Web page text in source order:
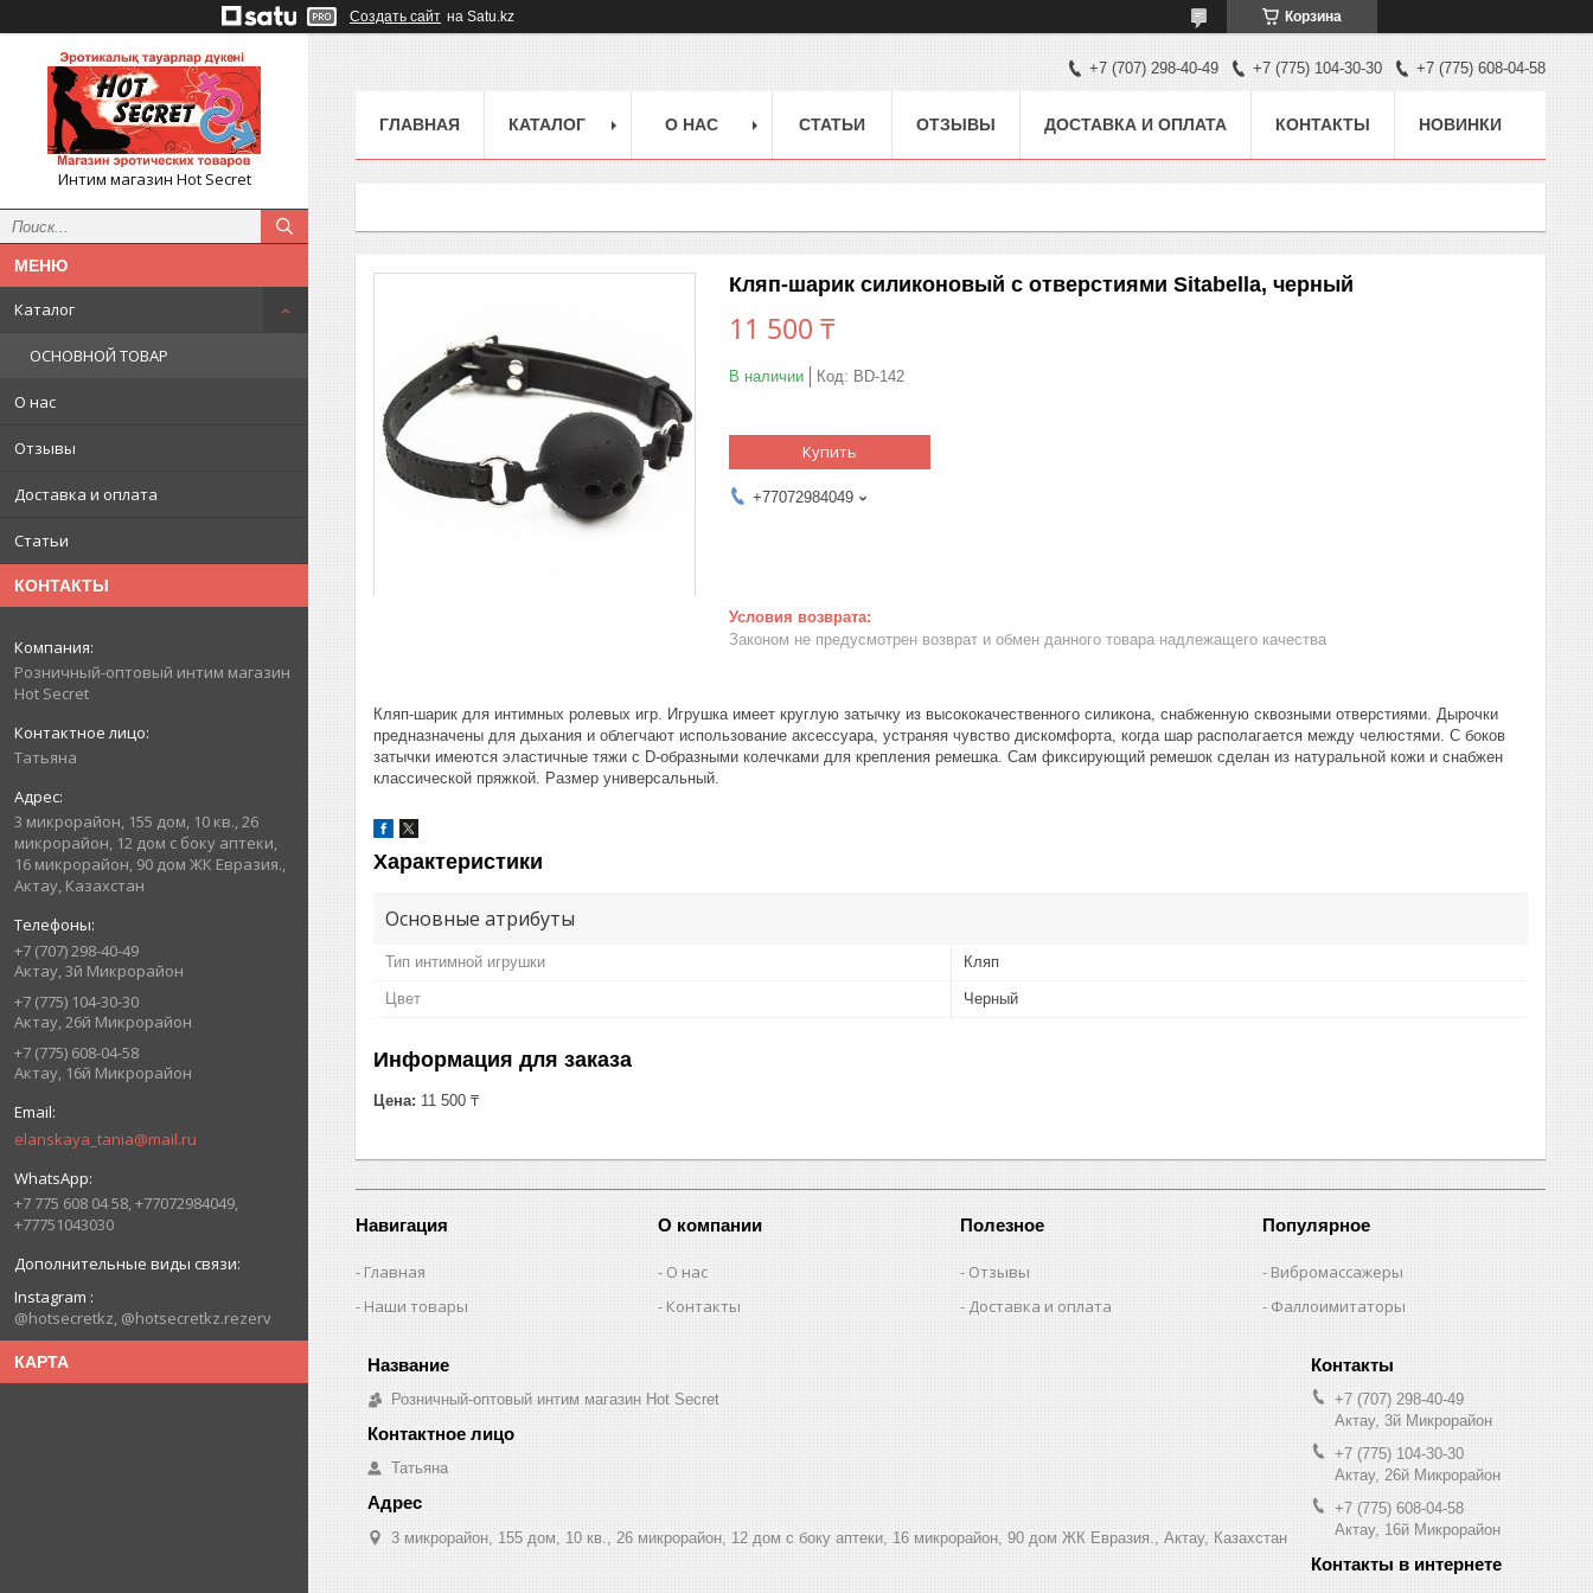
Создать сайт на Satu.kz Корзина
Интим магазин Hot Secret
Каталог
ОСНОВНОЙ ТОВАР
О нас
Отзывы
Доставка и оплата
Статьи
КОНТАКТЫ
Розничный-оптовый интим магазин
Hot Secret
Татьяна
3 микрорайон, 155 дом, 10 кв., 26
микрорайон, 12 дом с боку аптеки,
16 микрорайон, 90 дом ЖК Евразия.,
Актау, Казахстан
+7 (707) 298-40-49
Актау, 3й Микрорайон
+7 (775) 104-30-30
Актау, 26й Микрорайон
+7 (775) 608-04-58
Актау, 16й Микрорайон
elanskaya_tania@mail.ru
+7 775 608 04 58, +77072984049,
+77751043030
Instagram
@hotsecretkz, @hotsecretkz.rezerv
КАРТА
+7 (707) 298-40-49 +7 (775) 104-30-30 +7 (775) 608-04-58
ГЛАВНАЯ КАТАЛОГ О НАС СТАТЬИ ОТЗЫВЫ ДОСТАВКА И ОПЛАТА КОНТАКТЫ НОВИНКИ
Кляп-шарик силиконовый с отверстиями Sitabella, черный
11 500 ₸
В наличии Код: BD-142
Купить
+77072984049
Законом не предусмотрен возврат и обмен данного товара надлежащего качества
Кляп-шарик для интимных ролевых игр. Игрушка имеет круглую затычку из высококачественного силикона, снабженную сквозными отверстиями. Дырочки
предназначены для дыхания и облегчают использование аксессуара, устраняя чувство дискомфорта, когда шар располагается между челюстями. С боков
затычки имеются эластичные тяжи с D-образными колечками для крепления ремешка. Сам фиксирующий ремешок сделан из натуральной кожи и снабжен
классической пряжкой. Размер универсальный.
Характеристики
Основные атрибуты
Тип интимной игрушки Кляп
Цвет Черный
Информация для заказа
Цена: 11 500 ₸
Навигация
Главная
Наши товары
О компании
О нас
Контакты
Полезное
Отзывы
Доставка и оплата
Популярное
Вибромассажеры
Фаллоимитаторы
Розничный-оптовый интим магазин Hot Secret
Татьяна
3 микрорайон, 155 дом, 10 кв., 26 микрорайон, 12 дом с боку аптеки, 16 микрорайон, 90 дом ЖК Евразия., Актау, Казахстан
+7 (707) 298-40-49
Актау, 3й Микрорайон
+7 (775) 104-30-30
Актау, 26й Микрорайон
+7 (775) 608-04-58
Актау, 16й Микрорайон